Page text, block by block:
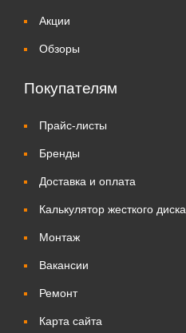
Акции
Обзоры
Покупателям
Прайс-листы
Бренды
Доставка и оплата
Калькулятор жесткого диска
Монтаж
Вакансии
Ремонт
Карта сайта